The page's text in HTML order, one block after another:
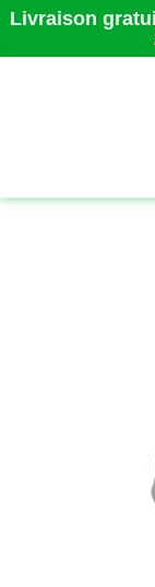
Livraison